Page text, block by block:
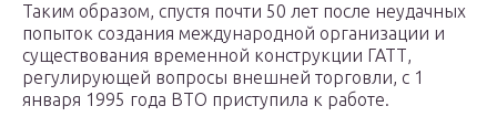
Таким образом, спустя почти 50 лет после неудачных
попыток создания международной организации и
существования временной конструкции ГАТТ,
регулирующей вопросы внешней торговли, с 1
января 1995 года ВТО приступила к работе.